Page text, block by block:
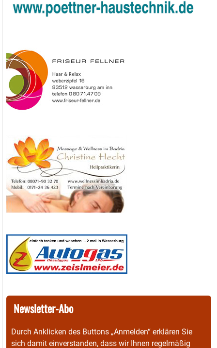
Newsletter-Abo
Durch Anklicken des Buttons „Anmelden“ erklären Sie
sich damit einverstanden, dass wir Ihnen regelmäßig